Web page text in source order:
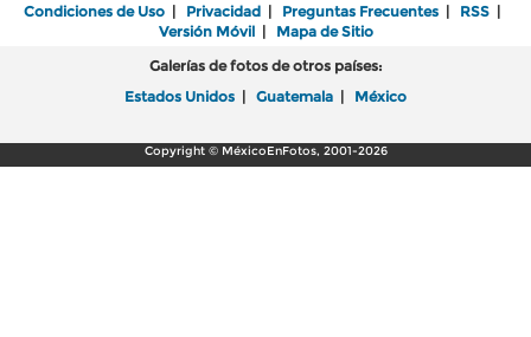
Condiciones de Uso | Privacidad | Preguntas Frecuentes | RSS |
Versión Móvil| Mapa de Sitio
Galerías de fotos de otros países:
Estados Unidos | Guatemala | México
Copyright © MéxicoEnFotos, 2001-2026